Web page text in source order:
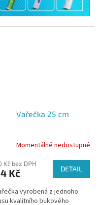
Vařečka 25 cm
Momentálně nedostupné
Kč bez DPH
Kč DETAIL
vyrobená z jednoho
kvalitního bukového